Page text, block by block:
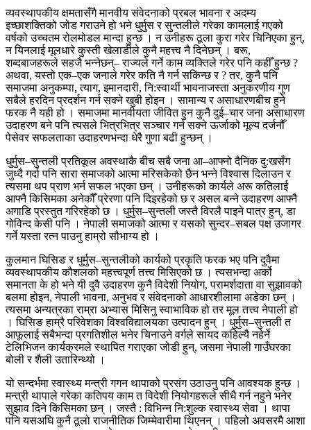
व्यवस्थापकीय क्षमतासँगै मानवीय संवेदनाको प्रबल भावना र अदम्य
इच्छाशक्तिको जोड गराउने हो भने धुर्मुस र सुन्तलीले गरेका कामलाई गएको
वर्षको उच्चतम रोलमोडल मान्दा हुन्छ । न उनीहरू ठूला कुरा गरेर चिनिएका हुन्,
न यिनलाई मूलधारे कुस्ती खेलाडीले कुनै महत्त्व नै दिनेछन् । बरू,
शब्दबाजहरूले सहजै भन्नेछन्– राज्यले गर्ने काम व्यक्तिले गरेर पनि कहीँ हुन्छ ?
अथवा, यस्तो एक–एक जनाले गरेर कति नै गर्न सकिन्छ र ? तर, कुनै पनि
समाजमा अनुकम्पा, त्याग, इमानदारी, नि:स्वार्थी भावनाजस्ता अनुकरणीय गुण
सबैले हरदिन प्रदर्शन गर्न सक्ने खुबी होइन । सामान्य र असाधारणबीच हुने
फरक नै यही हो । समाजमा मानवीयता जीवित हुन कुनै दुई–चार जना असाधारण
उदाहरण बने पनि त्यसले भित्रभित्र सञ्चार गर्न सक्ने ऊर्जाको मूल्य दर्जनौँ
पेसेवर सफलताका उदाहरणभन्दा धेरै गुणा बढी हुन्छन् ।
धुर्मुस–सुन्तली प्रतिकूल अवस्थाकै बीच सबै जना आ–आफ्नो दैनिक दु:खसँग
जुध्दै गर्दा पनि सारा समाजको आत्मा मरिसकेको छैन भन्ने विश्वास दिलाउन र
त्यसमा थप प्राण भर्न सफल भएका छन् । उनीहरूको कार्यले अरू कतिलाई
आफ्नै किसिमका अनेकौँ प्रेरणा पनि दिइरहेको छ र असल बन्ने उदाहरण आफ्नै
अगाडि प्रस्तुत गरिरहेको छ । धुर्मुस–सुन्तली जस्तै विरलै पाइने पात्र हुन्, डा
गोविन्द केसी पनि । नेपाली समाजको आत्मा र यसको सुन्दर–सबल पक्ष उजागर
गर्ने यस्ता रत्न पाउनु हाम्रो सौभाग्य हो ।
कुलमान घिसिङ र धुर्मुस–सुन्तलीको कार्यको प्रकृति फरक भए पनि दुवैमा
व्यवस्थापकीय कौशलको महत्त्वपूर्ण तत्त्व मिसिएको छ । त्यसभन्दा अर्को
समानता के हो भने यी दुवै उदाहरण कुनै विदेशी नियोग, परामर्शदाता वा सुझावको
बलमा होइन, नेपाली भावना, अनुभव र संवेदनाको आधारशीलामा अडेका छन् ।
त्यसमा अन्यत्रका राम्रा अभ्यास मिसिनु स्वाभाविक हो तर मूल तत्त्व नेपाली हो
। घिसिङ हाम्रै परिवेशका विश्वविद्यालयका उत्पादन हुन् । धुर्मुस–सुन्तली त
आफूलाई सबैभन्दा प्रगतिशील भनेर चिनाउने वर्गले सायद कहिल्यै नहेर्ने
टेलिभिजन कार्यक्रमले स्थापित गराएका जोडी हुन्, जसमा नेपाली गाउँघरका
बोली र शैली उतारिन्थ्यो ।
यो सन्दर्भमा स्वास्थ्य मन्त्री गगन थापाको प्रसंग उठाउनु पनि आवश्यक हुन्छ ।
मन्त्री थापाले गरेका कतिपय काम त विदेशी नियोगहरूले सीधै गर्न नहुने भनेर
सुझाव दिने किसिमका छन् । जस्तै : विभिन्न नि:शुल्क स्वास्थ्य सेवा । थापा
पनि यसअघि कुनै ठूलो राजनीतिक जिम्मेवारीमा थिएनन् । पहिलो अवसरमै आशा